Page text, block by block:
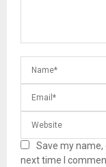
Save my
next time I